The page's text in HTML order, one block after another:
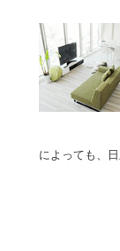
によっても、